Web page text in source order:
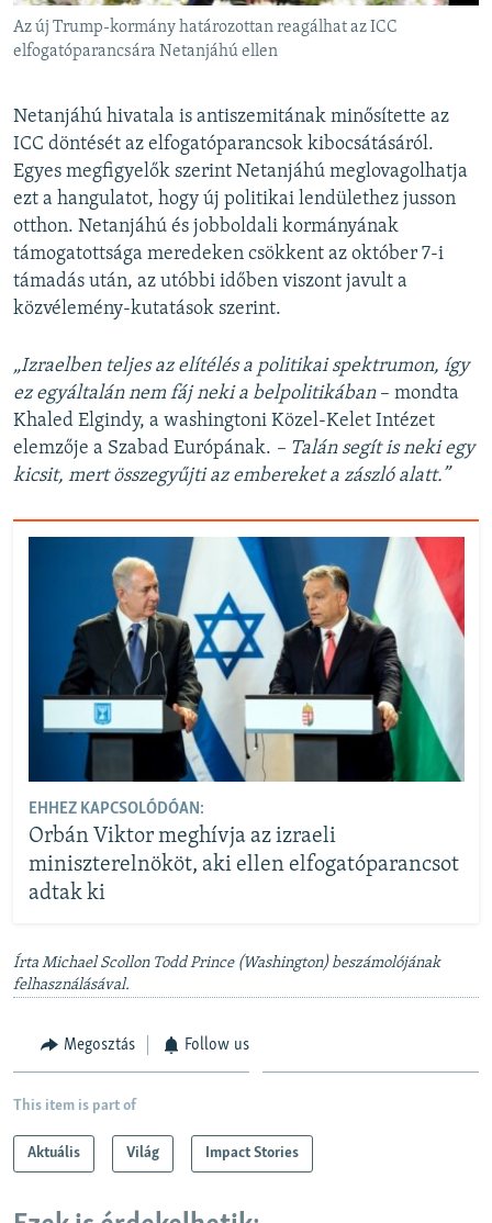
Az új Trump-kormány határozottan reagálhat az ICC
elfogatóparancsára Netanjáhú ellen
Netanjáhú hivatala is antiszemitának minősítette az
ICC döntését az elfogatóparancsok kibocsátásáról.
Egyes megfigyelők szerint Netanjáhú meglovagolhatja
ezt a hangulatot, hogy új politikai lendülethez jusson
otthon. Netanjáhú és jobboldali kormányának
támogatottsága meredeken csökkent az október 7-i
támadás után, az utóbbi időben viszont javult a
közvélemény-kutatások szerint.
„Izraelben teljes az elítélés a politikai spektrumon, így
ez egyáltalán nem fáj neki a belpolitikában– mondta
Khaled Elgindy, a washingtoni Közel-Kelet Intézet
elemzője a Szabad Európának. – Talán segít is neki egy
kicsit, mert összegyűjti az embereket a zászló alatt.”
EHHEZ KAPCSOLÓDÓAN:
Orbán Viktor meghívja az izraeli
miniszterelnököt, aki ellen elfogatóparancsot
adtak ki
Írta Michael Scollon Todd Prince (Washington) beszámolójának
felhasználásával.
Megosztás Follow us
This item is part of
Aktuális Világ Impact Stories